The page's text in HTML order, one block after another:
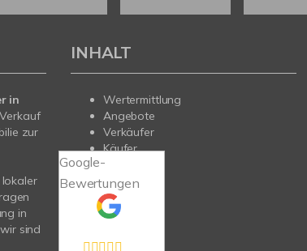
Google-
Bewertungen
in
zur
lokaler
in
sind
INHALT
Wertermittlung
Angebote
Verkäufer
Käufer
Service
Kontakt